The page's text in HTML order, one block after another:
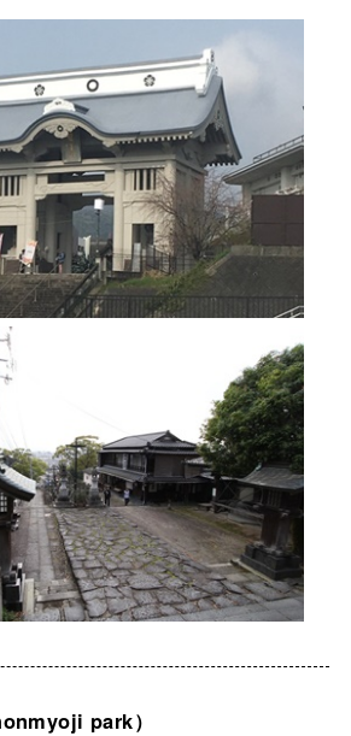
park）